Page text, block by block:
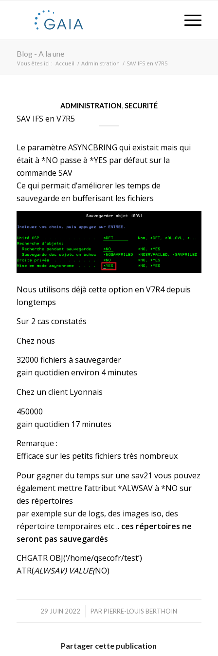
Blog - A la une
Vous êtes ici : Accueil / Administration / SAV IFS en V7R5
ADMINISTRATION,SECURITÉ
SAV IFS en V7R5
Le paramètre ASYNCBRING qui existait mais qui
était à *NO passe à *YES par défaut sur la
commande SAV
Ce qui permait d’améliorer les temps de
sauvegarde en bufferisant les fichiers
Nous utilisons déjà cette option en V7R4 depuis
longtemps
Sur 2 cas constatés
Chez nous
32000 fichiers à sauvegarder
gain quotidien environ 4 minutes
Chez un client Lyonnais
450000
gain quotidien 17 minutes
Remarque :
Efficace sur les petits fichiers très nombreux
Pour gagner du temps sur une sav21 vous pouvez
également mettre l’attribut *ALWSAV à *NO sur
des répertoires
par exemple sur de logs, des images iso, des
répertoire temporaires etc .. ces répertoires ne
seront pas sauvegardés
CHGATR OBJ(‘/home/qsecofr/test’)
ATR(ALWSAV) VALUE(NO)
29 JUIN 2022
/ PAR PIERRE-LOUIS BERTHOIN
Partager cette publication